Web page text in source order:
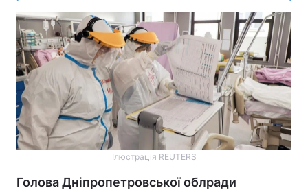
Ілюстрація REUTERS
Голова Дніпропетровської облради